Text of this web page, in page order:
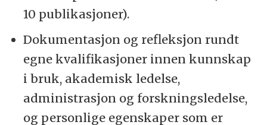
10 publikasjoner).
Dokumentasjon og refleksjon rundt
egne kvalifikasjoner innen kunnskap
i bruk, akademisk ledelse,
administrasjon og forskningsledelse,
og personlige egenskaper som er